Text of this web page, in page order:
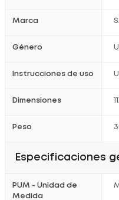
Marca
Género
Instrucciones de uso
Dimensiones
Peso
Especificaciones
PUM - Unidad de
Medida